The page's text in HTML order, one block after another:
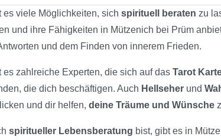
es viele Möglichkeiten, sich spirituell beraten zu
und ihre Fähigkeiten in Mützenich bei Prüm
und dem Finden von innerem Frieden.
es zahlreiche Experten, die sich auf das Tarot
die dich beschäftigen. Auch Hellseher und
und dir helfen, deine Träume und Wünsche
spiritueller Lebensberatung bist, gibt es in